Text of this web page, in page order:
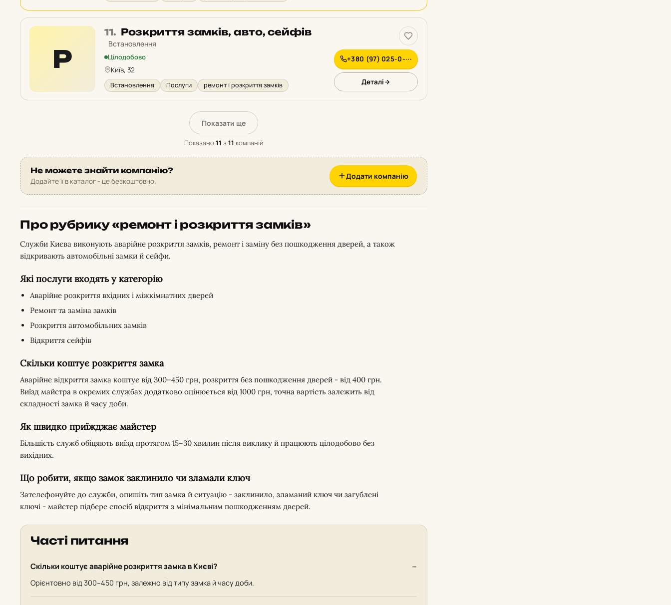
Р
11. Місце
11
у
рейтингу:
Розкриття замків, авто, сейфів
Встановлення
Цілодобово
Київ, 32
Встановлення Послуги ремонт і розкриття замків
+380 (97) 025-0-···
Деталі
Показати ще
Показано 11 з 11 компаній
Не можете знайти компанію?
Додайте її в каталог - це безкоштовно.
Додати компанію
Про рубрику «ремонт і розкриття замків»
Служби Києва виконують аварійне розкриття замків, ремонт і заміну без пошкодження дверей, а також
відкривають автомобільні замки й сейфи.
Які послуги входять у категорію
Аварійне розкриття вхідних і міжкімнатних дверей
Ремонт та заміна замків
Розкриття автомобільних замків
Відкриття сейфів
Скільки коштує розкриття замка
Аварійне відкриття замка коштує від 300–450 грн, розкриття без пошкодження дверей - від 400 грн.
Виїзд майстра в окремих службах додатково оцінюється від 1000 грн, точна вартість залежить від
складності замка й часу доби.
Як швидко приїжджає майстер
Більшість служб обіцяють виїзд протягом 15–30 хвилин після виклику й працюють цілодобово без
вихідних.
Що робити, якщо замок заклинило чи зламали ключ
Зателефонуйте до служби, опишіть тип замка й ситуацію - заклинило, зламаний ключ чи загублені
ключі - майстер підбере спосіб відкриття з мінімальним пошкодженням дверей.
Часті питання
Скільки коштує аварійне розкриття замка в Києві?
Орієнтовно від 300–450 грн, залежно від типу замка й часу доби.